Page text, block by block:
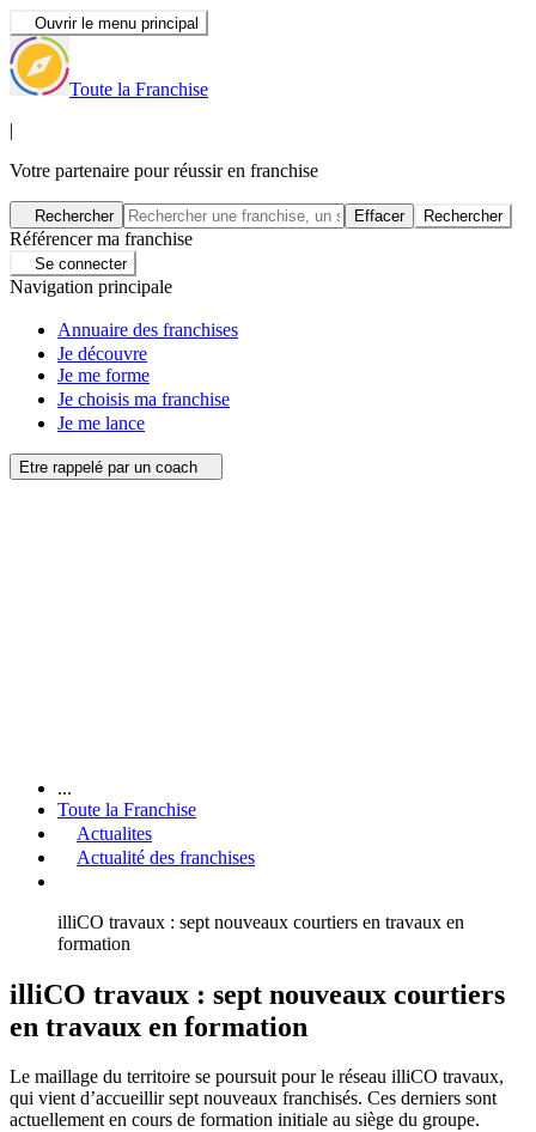
Ouvrir le menu principal
Toute la Franchise
|
Votre partenaire pour réussir en franchise
Rechercher Effacer Rechercher
Référencer ma franchise
Se connecter
Navigation principale
Annuaire des franchises
Je découvre
Je me forme
Je choisis ma franchise
Je me lance
Etre rappelé par un coach
...
Toute la Franchise
Actualites
Actualité des franchises
illiCO travaux : sept nouveaux courtiers en travaux en
formation
illiCO travaux : sept nouveaux courtiers
en travaux en formation
Le maillage du territoire se poursuit pour le réseau illiCO travaux,
qui vient d’accueillir sept nouveaux franchisés. Ces derniers sont
actuellement en cours de formation initiale au siège du groupe.